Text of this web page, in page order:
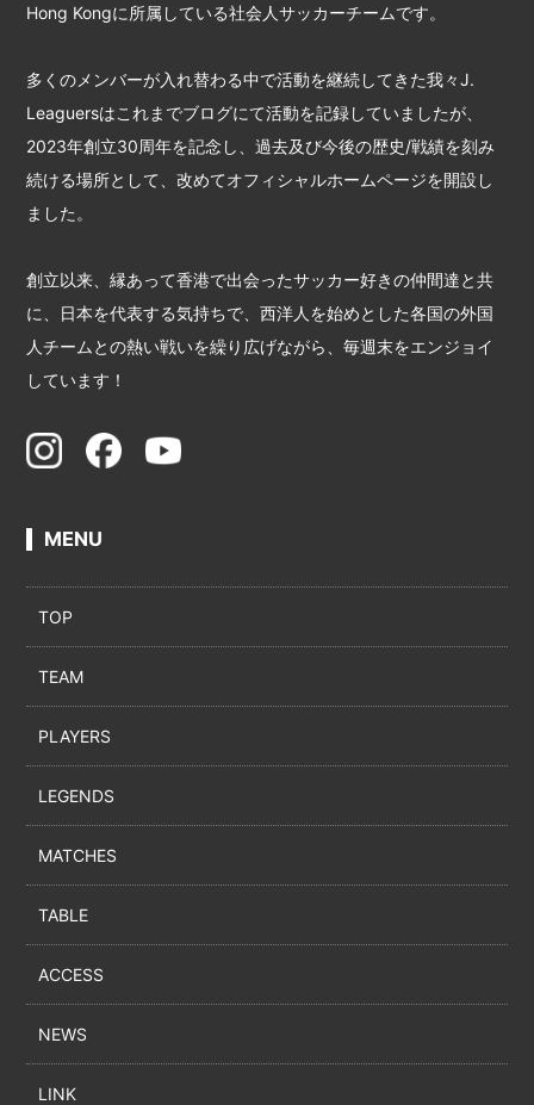
Hong Kongに所属している社会人サッカーチームです。
多くのメンバーが入れ替わる中で活動を継続してきた我々J.
Leaguersはこれまでブログにて活動を記録していましたが、
2023年創立30周年を記念し、過去及び今後の歴史/戦績を刻み
続ける場所として、改めてオフィシャルホームページを開設し
ました。
創立以来、縁あって香港で出会ったサッカー好きの仲間達と共
に、日本を代表する気持ちで、西洋人を始めとした各国の外国
人チームとの熱い戦いを繰り広げながら、毎週末をエンジョイ
しています！
MENU
TOP
TEAM
PLAYERS
LEGENDS
MATCHES
TABLE
ACCESS
NEWS
LINK